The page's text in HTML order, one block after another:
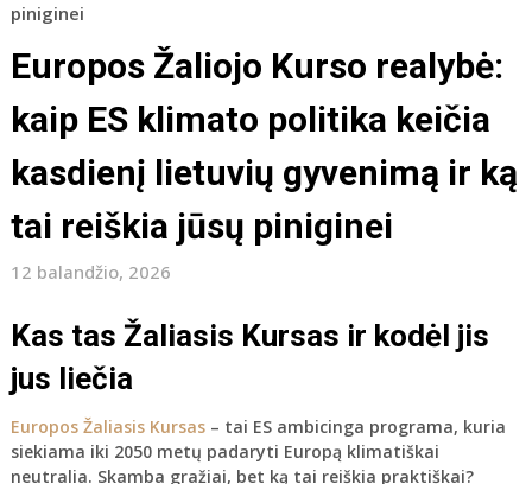
piniginei
Europos Žaliojo Kurso realybė:
kaip ES klimato politika keičia
kasdienį lietuvių gyvenimą ir ką
tai reiškia jūsų piniginei
12 balandžio, 2026
Kas tas Žaliasis Kursas ir kodėl jis
jus liečia
Europos Žaliasis Kursas– tai ES ambicinga programa, kuria
siekiama iki 2050 metų padaryti Europą klimatiškai
neutralia. Skamba gražiai, bet ką tai reiškia praktiškai?